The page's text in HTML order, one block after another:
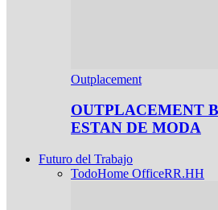
Outplacement
OUTPLACEMENT
ESTAN DE MODA
Futuro del Trabajo
TodoHome OfficeRR.HH